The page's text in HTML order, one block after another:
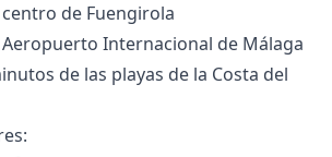
de Fuengirola
Internacional de Málaga
de las playas de la Costa del